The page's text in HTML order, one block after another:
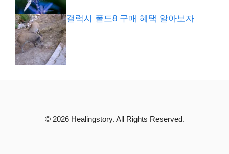
갤럭시 폴드8 구매 혜택 알아보자
© 2026 Healingstory. All Rights Reserved.